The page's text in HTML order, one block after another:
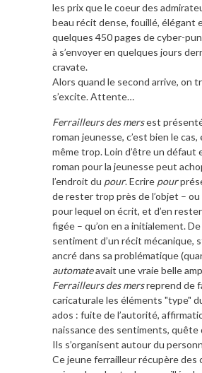
les prix que le coeur des
beau récit dense, fouillé, élégant
quelques 450 pages de cyber-
à s’envoyer en quelques jours
cravate.
Alors quand le second arrive, on
s’excite. Attente…
Ferrailleurs des mersest
roman jeunesse, c’est bien le
même trop. Loin d’être un défaut
roman pour la jeunesse peut
l’endroit du pour. Ecrire pour
de rester trop près de l’objet – ou
pour lequel on écrit, et d’en rester
figée – qu’on en a initialement. De
sentiment d’un récit mécanique,
ancré dans sa problématique
automateavait une vraie belle
Ferrailleurs des mersreprend de
caricaturale les éléments "type"
ados : fuite de l’autorité,
naissance des sentiments, quête
Ils s’organisent autour du
Ce jeune ferrailleur récupère des